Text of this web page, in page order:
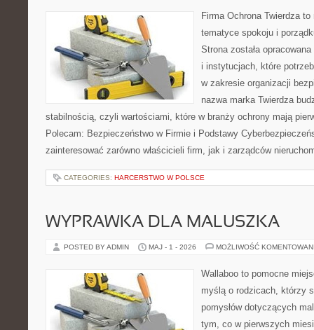
Firma Ochrona Twierdza
tematyce spokoju i
Strona została
i instytucjach, które
w zakresie organizacji
nazwa marka Twierdza
stabilnością, czyli wartościami, które w branży ochrony mają
Polecam: Bezpieczeństwo w Firmie i Podstawy
zainteresować zarówno właścicieli firm, jak i zarządców
CATEGORIES: HARCERSTWO W POLSCE
WYPRAWKA DLA MALUSZKA
POSTED BY ADMIN MAJ - 1 - 2026 MOŻLIWOŚĆ
Wallaboo to pomocne
myślą o rodzicach, którzy
pomysłów dotyczących
tym, co w pierwszych